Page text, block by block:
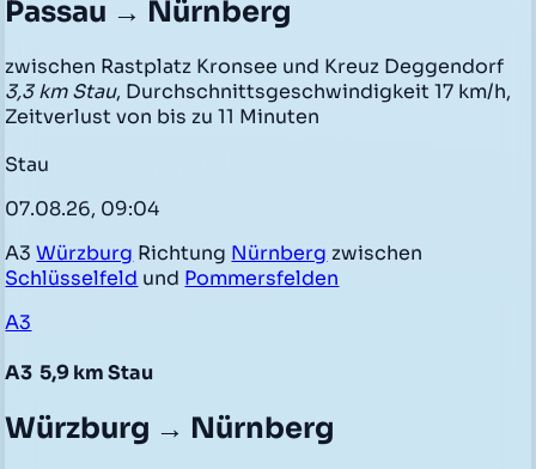
Passau → Nürnberg
zwischen Rastplatz Kronsee und Kreuz Deggendorf
3,3 km Stau, Durchschnittsgeschwindigkeit 17 km/h,
Zeitverlust von bis zu 11 Minuten
Stau
07.08.26, 09:04
A3Würzburg Richtung Nürnberg zwischen
Schlüsselfeld und Pommersfelden
A3
A3 5,9 km Stau
Würzburg → Nürnberg